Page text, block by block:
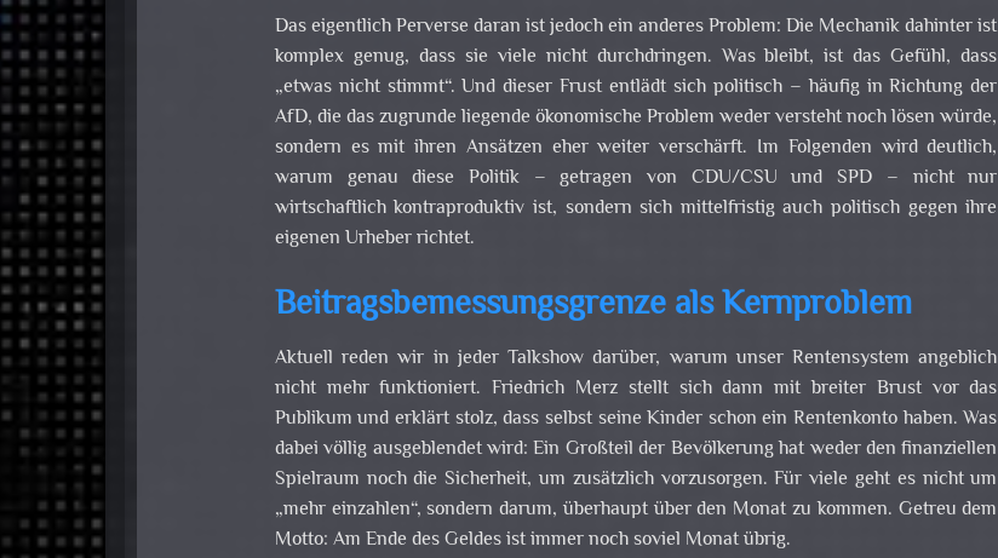
Das eigentlich Perverse daran ist jedoch ein anderes Problem: Die Mechanik dahinter ist
komplex genug, dass sie viele nicht durchdringen. Was bleibt, ist das Gefühl, dass
„etwas nicht stimmt“. Und dieser Frust entlädt sich politisch – häufig in Richtung der
AfD, die das zugrunde liegende ökonomische Problem weder versteht noch lösen würde,
sondern es mit ihren Ansätzen eher weiter verschärft. Im Folgenden wird deutlich,
warum genau diese Politik – getragen von CDU/CSU und SPD – nicht nur
wirtschaftlich kontraproduktiv ist, sondern sich mittelfristig auch politisch gegen ihre
eigenen Urheber richtet.
Beitragsbemessungsgrenze als Kernproblem
Aktuell reden wir in jeder Talkshow darüber, warum unser Rentensystem angeblich
nicht mehr funktioniert. Friedrich Merz stellt sich dann mit breiter Brust vor das
Publikum und erklärt stolz, dass selbst seine Kinder schon ein Rentenkonto haben. Was
dabei völlig ausgeblendet wird: Ein Großteil der Bevölkerung hat weder den finanziellen
Spielraum noch die Sicherheit, um zusätzlich vorzusorgen. Für viele geht es nicht um
„mehr einzahlen“, sondern darum, überhaupt über den Monat zu kommen. Getreu dem
Motto: Am Ende des Geldes ist immer noch soviel Monat übrig.